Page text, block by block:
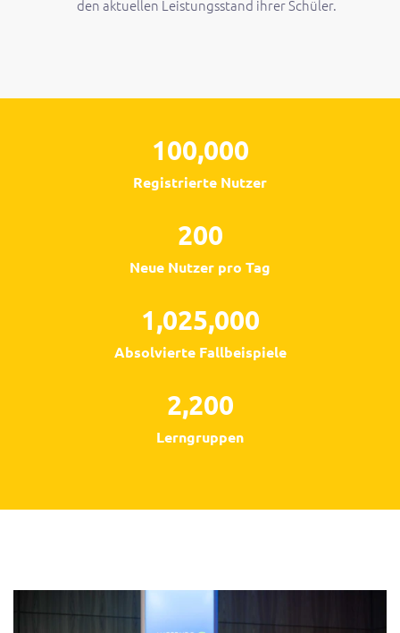
den aktuellen Leistungsstand ihrer Schüler.
100,000
Registrierte Nutzer
200
Neue Nutzer pro Tag
1,025,000
Absolvierte Fallbeispiele
2,200
Lerngruppen